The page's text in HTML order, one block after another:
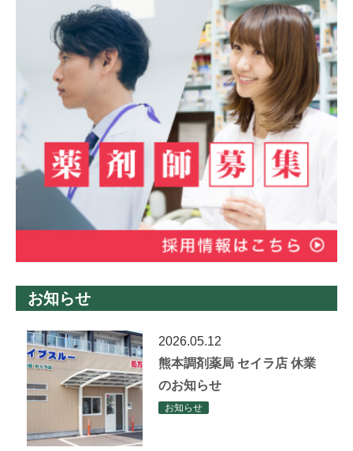
お知らせ
2026.05.12
熊本調剤薬局 セイラ店 休業
のお知らせ
お知らせ